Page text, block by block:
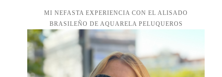
MI NEFASTA EXPERIENCIA CON EL ALISADO
BRASILEÑO DE AQUARELA PELUQUEROS